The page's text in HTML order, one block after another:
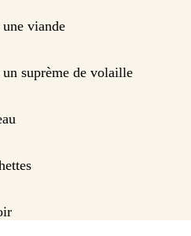
viande
suprème de volaille